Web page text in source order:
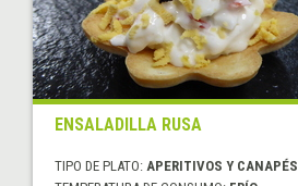
ENSALADILLA RUSA
TIPO DE PLATO: APERITIVOS Y CANAPÉS